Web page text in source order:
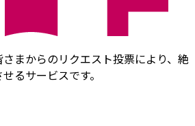
まからのリクエスト投票により、絶
るサービスです。